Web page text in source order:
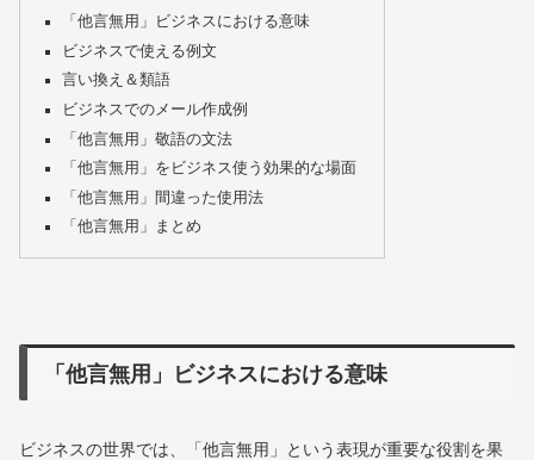
「他言無用」ビジネスにおける意味
ビジネスで使える例文
言い換え＆類語
ビジネスでのメール作成例
「他言無用」敬語の文法
「他言無用」をビジネス使う効果的な場面
「他言無用」間違った使用法
「他言無用」まとめ
「他言無用」ビジネスにおける意味
ビジネスの世界では、「他言無用」という表現が重要な役割を果